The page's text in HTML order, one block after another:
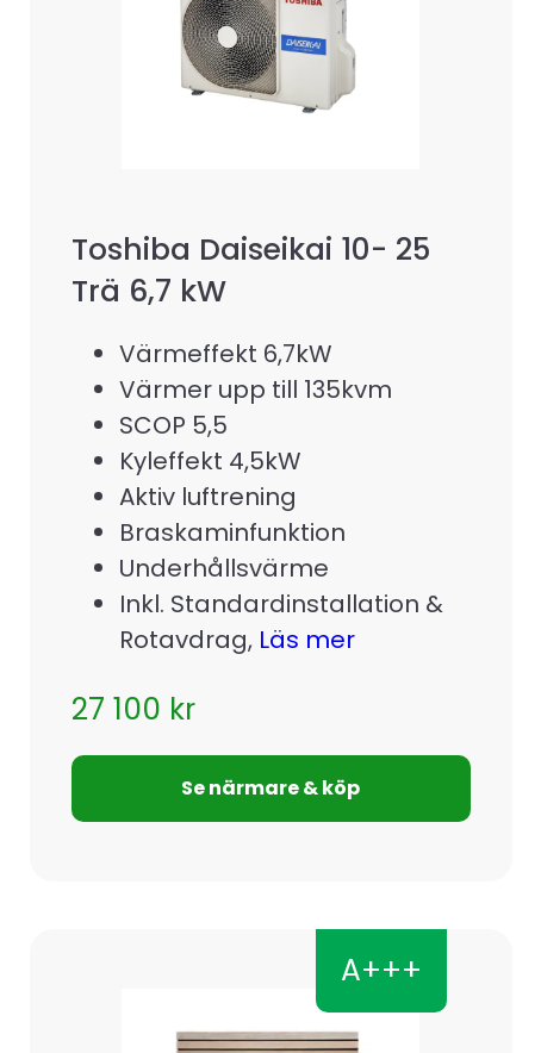
Toshiba Daiseikai 10- 25
Trä 6,7 kW
Värmeffekt 6,7kW
Värmer upp till 135kvm
SCOP 5,5
Kyleffekt 4,5kW
Aktiv luftrening
Braskaminfunktion
Underhållsvärme
Inkl. Standardinstallation &
Rotavdrag, Läs mer
27 100 kr
Se närmare & köp
A+++